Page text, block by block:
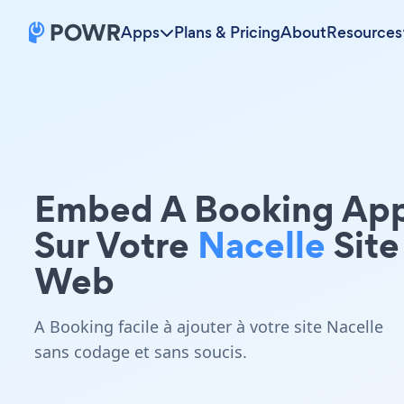
Apps Plans & PricingAboutResources
Embed A Booking
Sur Votre NacelleSite
Web
A Booking facile à ajouter à votre site Nacelle
sans codage et sans soucis.